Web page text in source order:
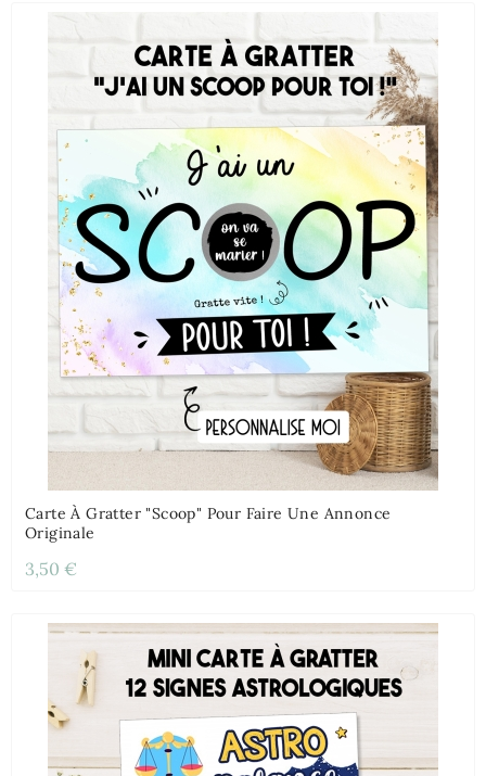
Carte À Gratter "scoop" Pour Faire Une Annonce
Originale
3,50 €